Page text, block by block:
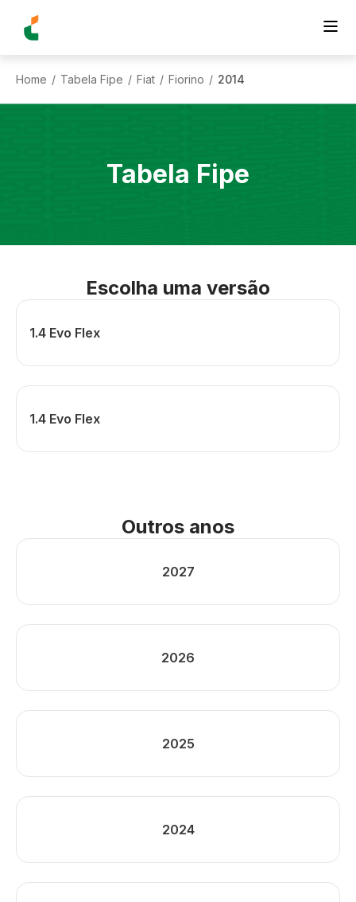
Home / Tabela Fipe / Fiat / Fiorino / 2014
Tabela Fipe
Escolha uma versão
1.4 Evo Flex
1.4 Evo Flex
Outros anos
2027
2026
2025
2024